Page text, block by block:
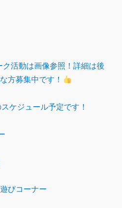
活動は画像参照！詳細は後
方募集中です！
ケジュール予定です！
びコーナー